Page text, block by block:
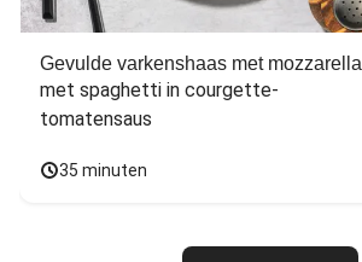
Gevulde varkenshaas met mozzarella
met spaghetti in courgette-
tomatensaus
35 minuten